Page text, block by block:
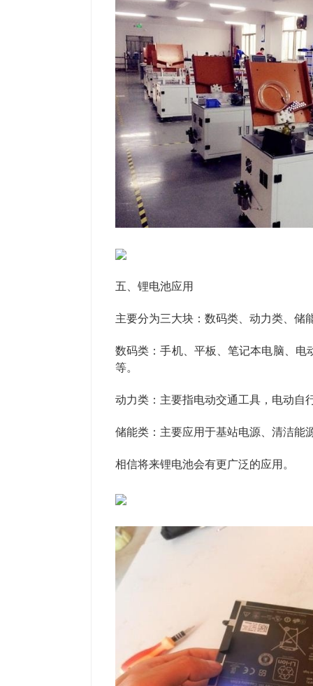
五、锂电池应用
主要分为三大块：数码类、动力类、储
数码类：手机、平板、笔记本电脑、电
等。
动力类：主要指电动交通工具，电动自
储能类：主要应用于基站电源、清洁能
相信将来锂电池会有更广泛的应用。